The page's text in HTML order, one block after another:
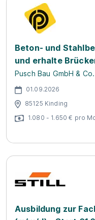
Beton- und
und erhalte
Pusch Bau GmbH &
01.09.2026
85125 Kinding
1.080 - 1.650 € pro
Ausbildung zur